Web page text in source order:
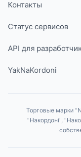
Контакты
Статус сервисов
API для
YakNaKordoni
Торговые марки
"Накордоні",